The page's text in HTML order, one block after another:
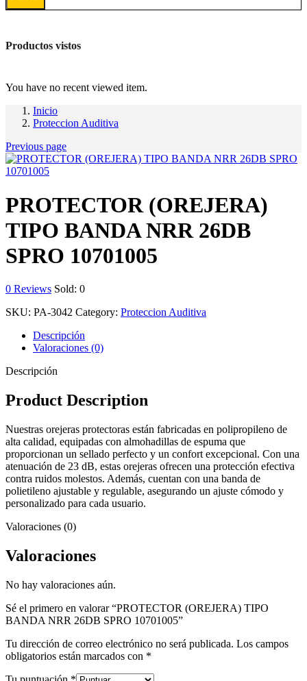
Productos vistos
You have no recent viewed item.
Inicio
Proteccion Auditiva
Previous page
PROTECTOR (OREJERA)
TIPO BANDA NRR 26DB
SPRO 10701005
0 Reviews Sold: 0
SKU: PA-3042 Category: Proteccion Auditiva
Descripción
Valoraciones (0)
Descripción
Product Description
Nuestras orejeras protectoras están fabricadas en polipropileno de
alta calidad, equipadas con almohadillas de espuma que
proporcionan un sellado perfecto y un confort excepcional. Con una
atenuación de 23 dB, estas orejeras ofrecen una protección efectiva
contra ruidos molestos. Además, cuentan con una banda de
polietileno ajustable y regulable, asegurando un ajuste cómodo y
personalizado para cada usuario.
Valoraciones (0)
Valoraciones
No hay valoraciones aún.
Sé el primero en valorar “PROTECTOR (OREJERA) TIPO
BANDA NRR 26DB SPRO 10701005”
Tu dirección de correo electrónico no será publicada. Los campos
obligatorios están marcados con *